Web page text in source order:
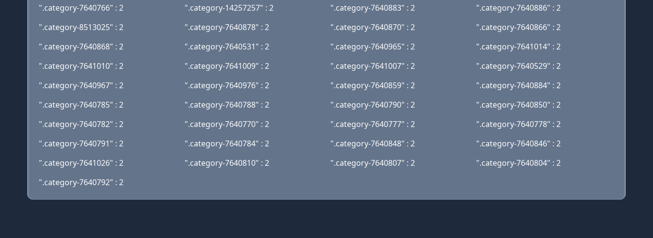
".category-7640766" : 2
".category-14257257" : 2 ".category-7640883" : 2
".category-7640886" : 2
".category-8513025" : 2
".category-7640878" : 2 ".category-7640870" : 2
".category-7640866" : 2
".category-7640868" : 2
".category-7640531" : 2 ".category-7640965" : 2
".category-7641014" : 2
".category-7641010" : 2
".category-7641009" : 2 ".category-7641007" : 2
".category-7640529" : 2
".category-7640967" : 2
".category-7640976" : 2 ".category-7640859" : 2
".category-7640884" : 2
".category-7640785" : 2
".category-7640788" : 2 ".category-7640790" : 2
".category-7640850" : 2
".category-7640782" : 2
".category-7640770" : 2 ".category-7640777" : 2
".category-7640778" : 2
".category-7640791" : 2
".category-7640784" : 2 ".category-7640848" : 2
".category-7640846" : 2
".category-7641026" : 2
".category-7640810" : 2 ".category-7640807" : 2
".category-7640804" : 2
".category-7640792" : 2